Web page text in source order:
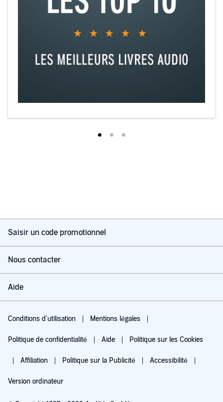
Saisir un code promotionnel
Nous contacter
Aide
Conditions d'utilisation Mentions légales
Politique de confidentialité Aide Politique sur les Cookies
Affiliation Politique sur la Publicité Accessibilité
Version ordinateur